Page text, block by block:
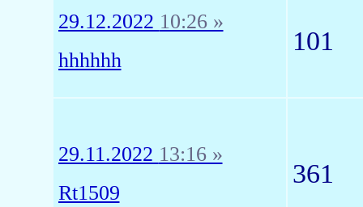
29.12.2022 10:26 »
hhhhhh
101
29.11.2022 13:16 »
Rt1509
361